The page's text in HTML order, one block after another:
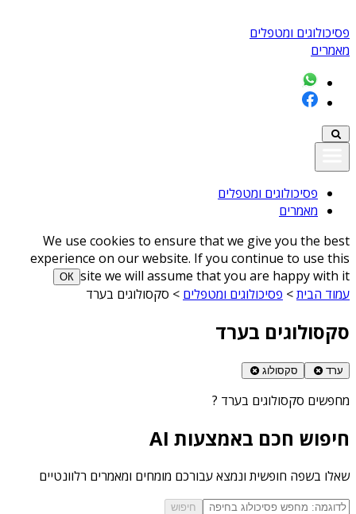
פסיכולוגים ומטפלים
מאמרים
פסיכולוגים ומטפלים
מאמרים
We use cookies to ensure that we give you the best
experience on our website. If you continue to use this
site we will assume that you are happy with it
ОК
עמוד הבית> פסיכולוגים ומטפלים > סקסולוגים בערד
סקסולוגים בערד
ערד סקסולוג
מחפשים סקסולוגים בערד ?
חיפוש חכם באמצעות AI
שאלו בשפה חופשית ונמצא עבורכם מומחים ומאמרים רלוונטיים
חיפוש